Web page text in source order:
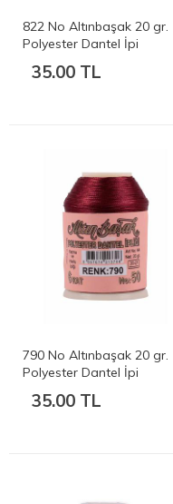
822 No Altınbaşak 20 gr.
Polyester Dantel İpi
35.00 TL
790 No Altınbaşak 20 gr.
Polyester Dantel İpi
35.00 TL